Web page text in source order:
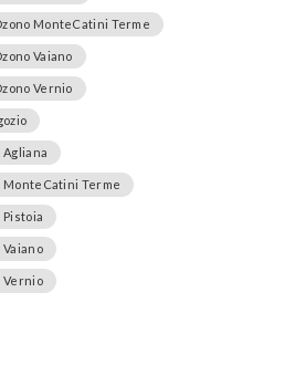
MonteCatini Terme
Vaiano
Vernio
Terme
Vernio